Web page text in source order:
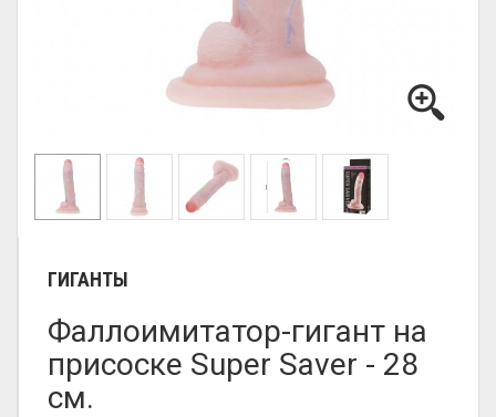
ГИГАНТЫ
Фаллоимитатор-гигант на
присоске Super Saver - 28
см.